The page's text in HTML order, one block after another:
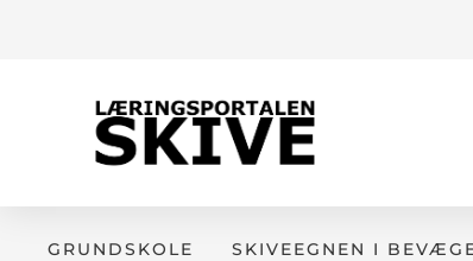
GRUNDSKOLE SKIVEEGNEN I